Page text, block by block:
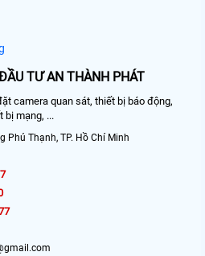
TƯ AN THÀNH PHÁT
camera quan sát, thiết bị báo động,
bị mạng, ...
Phú Thạnh, TP. Hồ Chí Minh